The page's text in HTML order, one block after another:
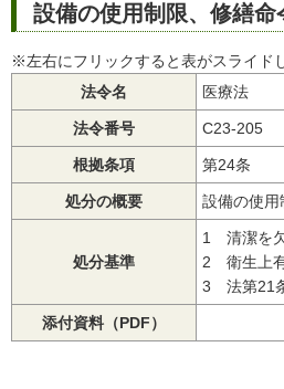
設備の使用制限、修繕命
※左右にフリックすると表がスライド
法令名
医療法
法令番号 C23-205
根拠条項 第24条
処分の概要 設備の使用
処分基準
1 清潔を欠
2 衛生上有
3 法第21
添付資料（PDF）